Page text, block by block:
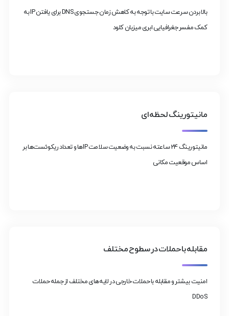
بالا بردن سرعت سایت با توجه به کاهش زمان جستجوی DNS برای یافتن IP به
کمک مفسر جغرافیایی ابری میزبان کلود
مانیتورینگ لحظه‌ای
مانیتورینگ 24 ساعته نسبت به وضعیت سلامت IP‌ها و تعداد ریکوئست‌ها بر
اساس موقعیت مکانی
مقابله با حملات در سطوح مختلف
امنیت بیشتر و مقابله با حملات خارجی در لایه‌های مختلف از جمله حملات
DDoS